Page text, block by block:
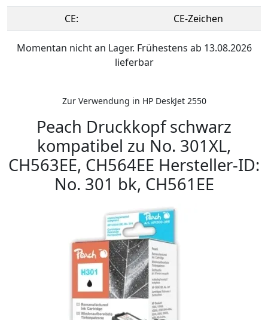
CE:
CE-Zeichen
Momentan nicht an Lager. Frühestens ab 13.08.2026
lieferbar
Zur Verwendung in HP DeskJet 2550
Peach Druckkopf schwarz
kompatibel zu No. 301XL,
CH563EE, CH564EE Hersteller-ID:
No. 301 bk, CH561EE